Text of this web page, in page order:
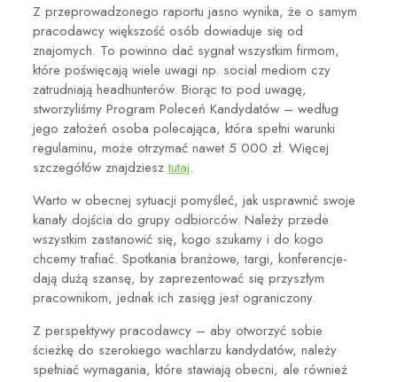
Z przeprowadzonego raportu jasno wynika, że o samym
pracodawcy większość osób dowiaduje się od
znajomych. To powinno dać sygnałwszystkim firmom,
które poświęcają wiele uwagi np. social mediom czy
zatrudniają headhunterów. Biorąc to pod uwagę,
stworzyliśmy Program Poleceń Kandydatów– według
jego założeń osoba polecająca, która spełni warunki
regulaminu, może otrzymać nawet 5 000 zł. Więcej
szczegółów znajdziesztutaj.
Warto w obecnej sytuacji pomyśleć, jak usprawnić swoje
kanały dojścia do grupy odbiorców. Należy przede
wszystkim zastanowić się, kogo szukamy i do kogo
chcemy trafiać. Spotkania branżowe, targi, konferencje-
dają dużą szansę, by zaprezentować się przyszłym
pracownikom, jednak ich zasięg jest ograniczony.
Z perspektywy pracodawcy – aby otworzyć sobie
ścieżkę do szerokiego wachlarzu kandydatów, należy
spełniać wymagania, które stawiają obecni, ale również